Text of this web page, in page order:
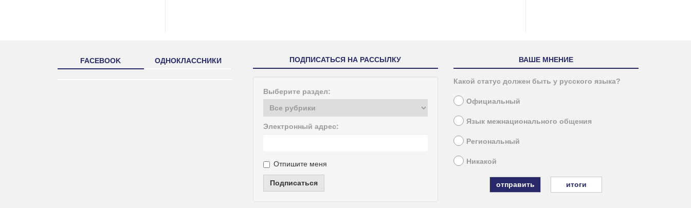
FACEBOOK ОДНОКЛАССНИКИ ПОДПИСАТЬСЯ НА РАССЫЛКУ
Выберите раздел:
Электронный адрес:
Отпишите меня
Подписаться
ВАШЕ МНЕНИЕ
Какой статус должен быть у русского языка?
Официальный
Язык межнационального общения
Региональный
Никакой
итоги